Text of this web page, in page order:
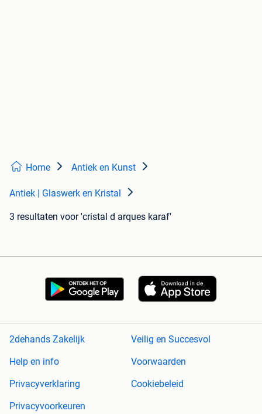
Home Antiek en Kunst
Antiek | Glaswerk en Kristal
3 resultaten voor 'cristal d arques karaf'
2dehands Zakelijk
Veilig en Succesvol
Help en info
Voorwaarden
Privacyverklaring
Cookiebeleid
Privacyvoorkeuren